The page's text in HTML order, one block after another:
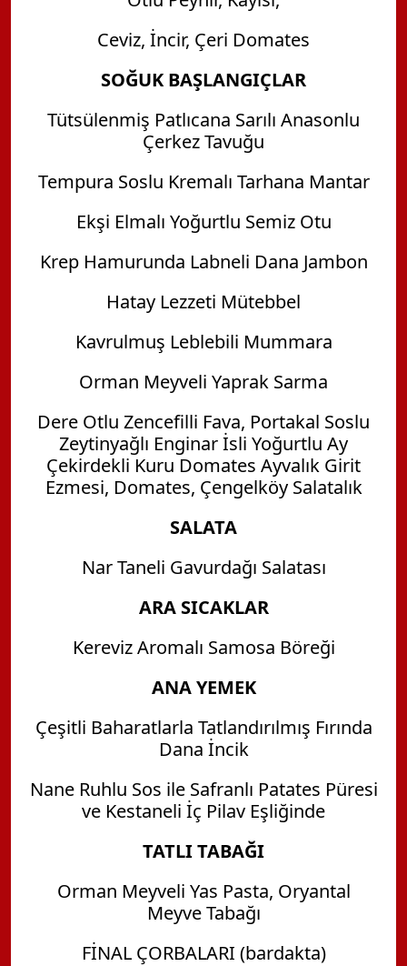
Ceviz, İncir, Çeri Domates
SOĞUK BAŞLANGIÇLAR
Tütsülenmiş Patlıcana Sarılı Anasonlu
Çerkez Tavuğu
Tempura Soslu Kremalı Tarhana Mantar
Ekşi Elmalı Yoğurtlu Semiz Otu
Krep Hamurunda Labneli Dana Jambon
Hatay Lezzeti Mütebbel
Kavrulmuş Leblebili Mummara
Orman Meyveli Yaprak Sarma
Dere Otlu Zencefilli Fava, Portakal Soslu
Zeytinyağlı Enginar İsli Yoğurtlu Ay
Çekirdekli Kuru Domates Ayvalık Girit
Ezmesi, Domates, Çengelköy Salatalık
SALATA
Nar Taneli Gavurdağı Salatası
ARA SICAKLAR
Kereviz Aromalı Samosa Böreği
ANA YEMEK
Çeşitli Baharatlarla Tatlandırılmış Fırında
Dana İncik
Nane Ruhlu Sos ile Safranlı Patates Püresi
ve Kestaneli İç Pilav Eşliğinde
TATLI TABAĞI
Orman Meyveli Yas Pasta, Oryantal
Meyve Tabağı
FİNAL ÇORBALARI (bardakta)